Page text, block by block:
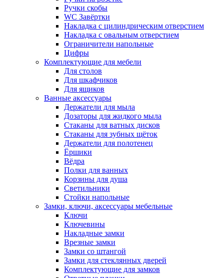
Ручки скобы
WC Завёртки
Накладка с цилиндрическим отверстием
Накладка с овальным отверстием
Ограничители напольные
Цифры
Комплектующие для мебели
Для столов
Для шкафчиков
Для ящиков
Ванные аксессуары
Держатели для мыла
Дозаторы для жидкого мыла
Стаканы для ватных дисков
Стаканы для зубных щёток
Держатели для полотенец
Ёршики
Вёдра
Полки для ванных
Корзины для душа
Светильники
Стойки напольные
Замки, ключи, аксессуары мебельные
Ключи
Ключевины
Накладные замки
Врезные замки
Замки со штангой
Замки для стеклянных дверей
Комплектующие для замков